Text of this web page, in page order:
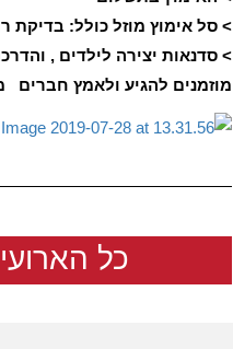
> סל אימוץ מוזל כולל: בדיקת
> סדנאות יצירה לילדים ,
מוזמנים להגיע ולאמץ חברים
כל